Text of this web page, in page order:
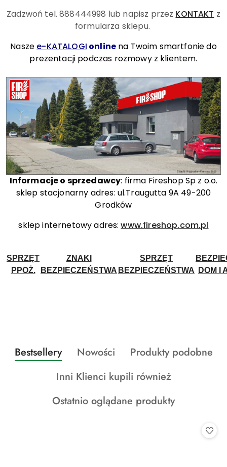
Zadzwoń tel. 888444998 lub napisz przez KONTAKT z
formularza sklepu.
Nasze e-KATALOGI online na Twoim smartfonie do
prezentacji podczas rozmowy z klientem.
Informacje o sprzedawcy: firma Fireshop Sp z o.o.
sklep stacjonarny adres: ul.Traugutta 9A 49-200
Grodków
sklep internetowy adres:www.fireshop.com.pl
SPRZĘT
PPOŻ.
ZNAKI
BEZPIECZEŃSTWA
SPRZĘT
BEZPIECZEŃSTWA
DOM I
Pomiń karuzelę produktów
Produkty
o
Bestsellery
Produkty
statusie:
Nowości
Produkty
statusie:
Produkty podobne
Produkty
statusie:
Inni Klienci kupili również
Produkty
Ostatnio oglądane produkty